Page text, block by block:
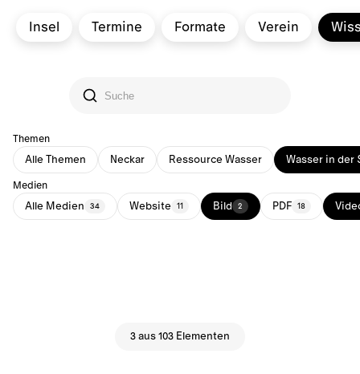
Insel Termine Formate Verein
Themen
Alle Themen Neckar Ressource Wasser Wasser in der
Medien
Alle Medien 34 Website 11 Bild 2 PDF 18
3 aus 103 Elementen